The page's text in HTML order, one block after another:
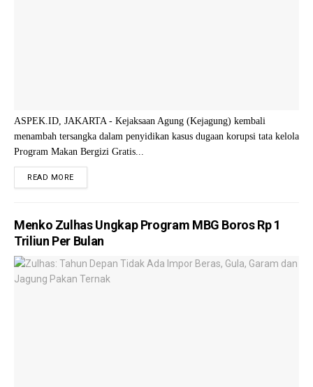
ASPEK.ID, JAKARTA - Kejaksaan Agung (Kejagung) kembali
menambah tersangka dalam penyidikan kasus dugaan korupsi tata kelola
Program Makan Bergizi Gratis...
READ MORE
Menko Zulhas Ungkap Program MBG Boros Rp 1
Triliun Per Bulan